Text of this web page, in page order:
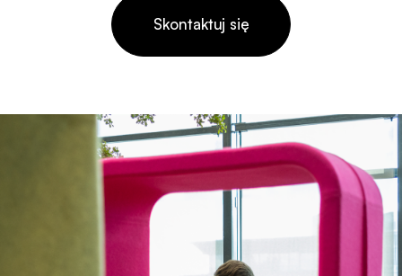
Skontaktuj się